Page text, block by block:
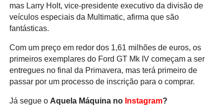
mas Larry Holt, vice-presidente executivo da divisão de
veículos especiais da Multimatic, afirma que são
fantásticas.
Com um preço em redor dos 1,61 milhões de euros, os
primeiros exemplares do Ford GT Mk IV começam a ser
entregues no final da Primavera, mas terá primeiro de
passar por um processo de inscrição para o comprar.
Já segue o Aquela Máquina no Instagram?